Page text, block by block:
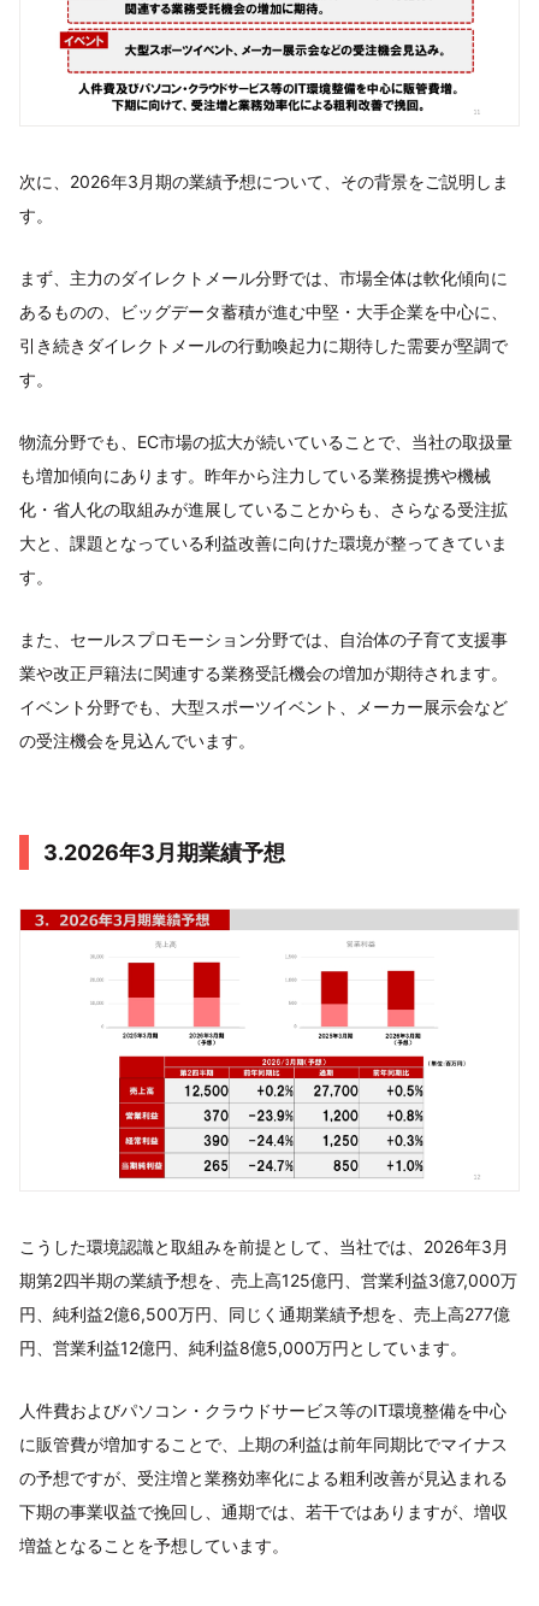
次に、2026年3月期の業績予想について、その背景をご説明しま
す。
まず、主力のダイレクトメール分野では、市場全体は軟化傾向に
あるものの、ビッグデータ蓄積が進む中堅・大手企業を中心に、
引き続きダイレクトメールの行動喚起力に期待した需要が堅調で
す。
物流分野でも、EC市場の拡大が続いていることで、当社の取扱量
も増加傾向にあります。昨年から注力している業務提携や機械
化・省人化の取組みが進展していることからも、さらなる受注拡
大と、課題となっている利益改善に向けた環境が整ってきていま
す。
また、セールスプロモーション分野では、自治体の子育て支援事
業や改正戸籍法に関連する業務受託機会の増加が期待されます。
イベント分野でも、大型スポーツイベント、メーカー展示会など
の受注機会を見込んでいます。
3.2026年3月期業績予想
こうした環境認識と取組みを前提として、当社では、2026年3月
期第2四半期の業績予想を、売上高125億円、営業利益3億7,000万
円、純利益2億6,500万円、同じく通期業績予想を、売上高277億
円、営業利益12億円、純利益8億5,000万円としています。
人件費およびパソコン・クラウドサービス等のIT環境整備を中心
に販管費が増加することで、上期の利益は前年同期比でマイナス
の予想ですが、受注増と業務効率化による粗利改善が見込まれる
下期の事業収益で挽回し、通期では、若干ではありますが、増収
増益となることを予想しています。